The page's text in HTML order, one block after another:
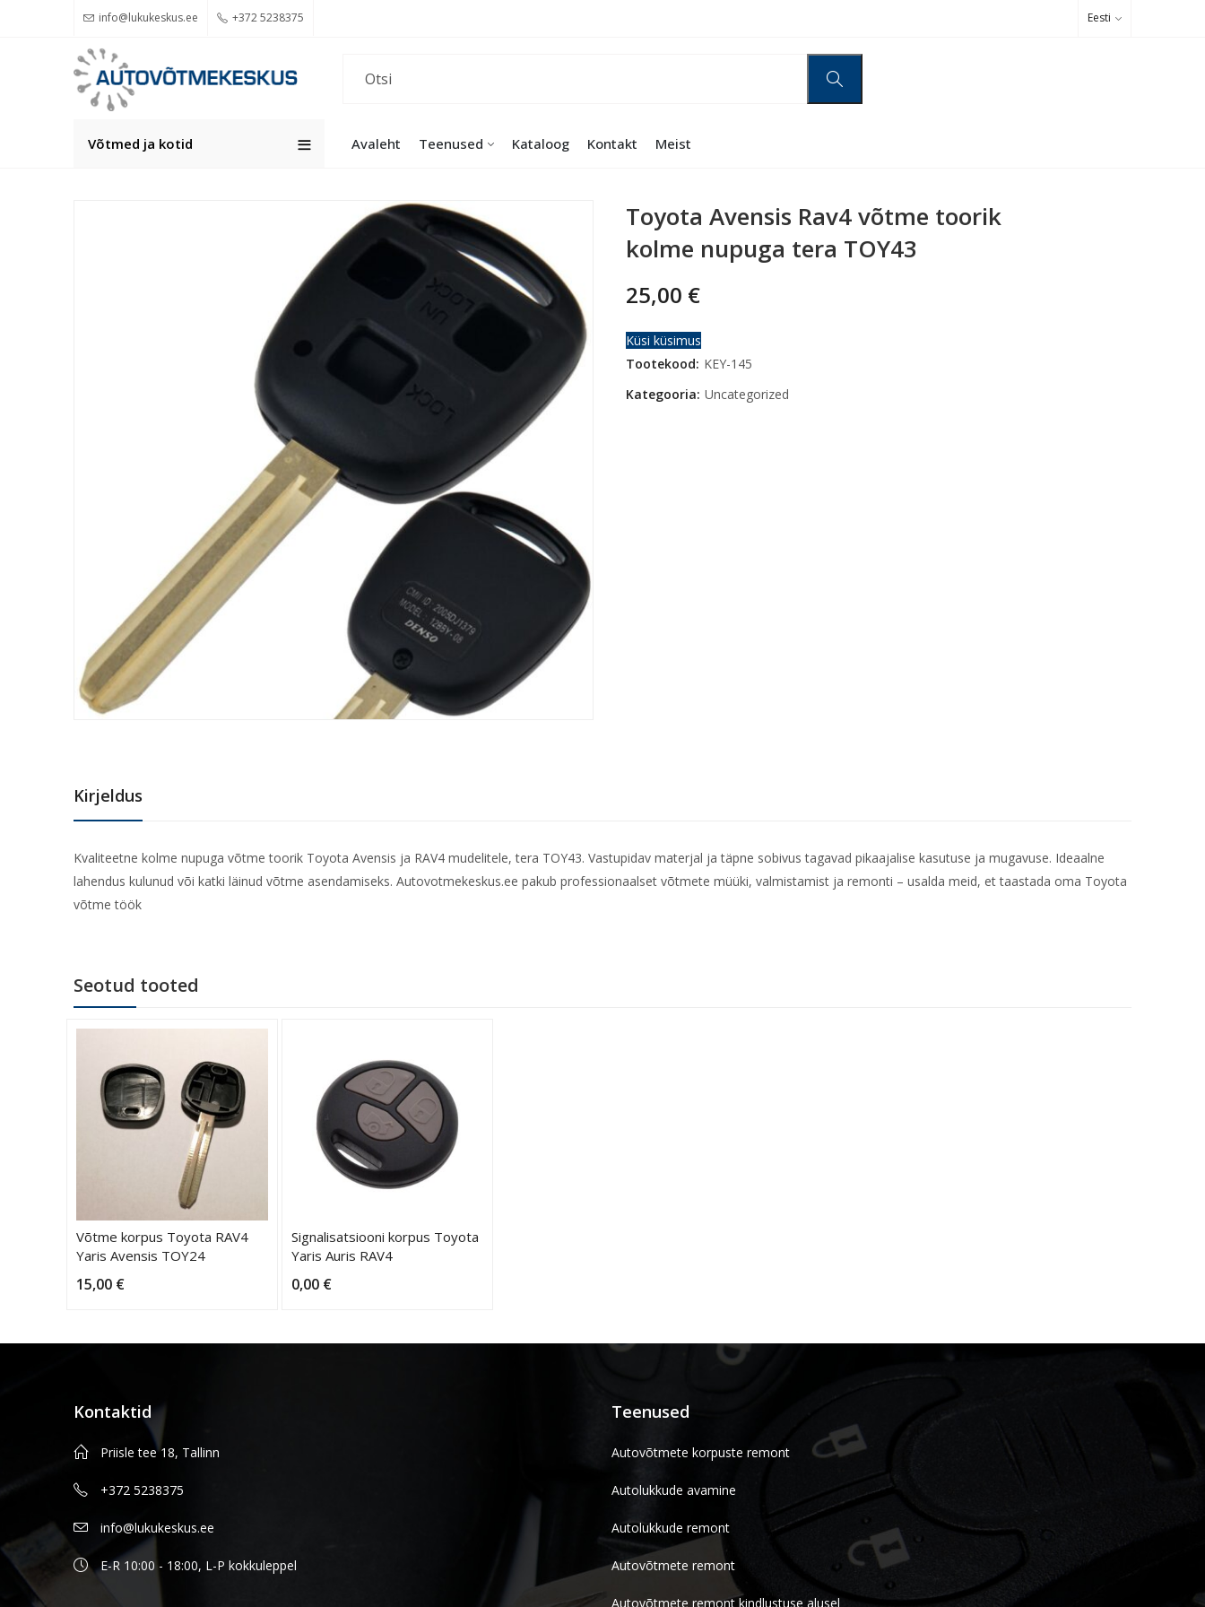
info@lukukeskus.ee +372 5238375 Eesti
Võtmed ja kotid Avaleht Teenused Kataloog Kontakt Meist
Toyota Avensis Rav4 võtme toorik
kolme nupuga tera TOY43
25,00 €
Küsi küsimus
Tootekood: KEY-145
Kategooria: Uncategorized
Kirjeldus
Kvaliteetne kolme nupuga võtme toorik Toyota Avensis ja RAV4 mudelitele, tera TOY43. Vastupidav materjal ja täpne sobivus tagavad pikaajalise kasutuse ja mugavuse. Ideaalne
lahendus kulunud või katki läinud võtme asendamiseks. Autovotmekeskus.ee pakub professionaalset võtmete müüki, valmistamist ja remonti – usalda meid, et taastada oma Toyota
võtme töök
Seotud tooted
Võtme korpus Toyota RAV4
Yaris Avensis TOY24
15,00 €
Signalisatsiooni korpus Toyota
Yaris Auris RAV4
0,00 €
Kontaktid
Priisle tee 18, Tallinn
+372 5238375
info@lukukeskus.ee
E-R 10:00 - 18:00, L-P kokkuleppel
Teenused
Autovõtmete korpuste remont
Autolukkude avamine
Autolukkude remont
Autovõtmete remont
Autovõtmete remont kindlustuse alusel